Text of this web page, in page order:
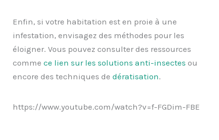
Enfin, si votre habitation est en proie à une
infestation, envisagez des méthodes pour les
éloigner. Vous pouvez consulter des ressources
commece lien sur les solutions anti-insectes ou
encore des techniques dedératisation.
https://www.youtube.com/watch?v=f-FGDim-FBE